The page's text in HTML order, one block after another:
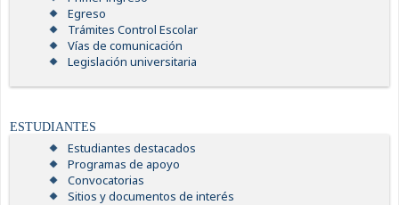
Egreso
Trámites Control Escolar
Vías de comunicación
Legislación universitaria
ESTUDIANTES
Estudiantes destacados
Programas de apoyo
Convocatorias
Sitios y documentos de interés